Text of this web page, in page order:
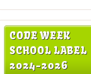
CODE WEEK
SCHOOL LABEL
2024-2026